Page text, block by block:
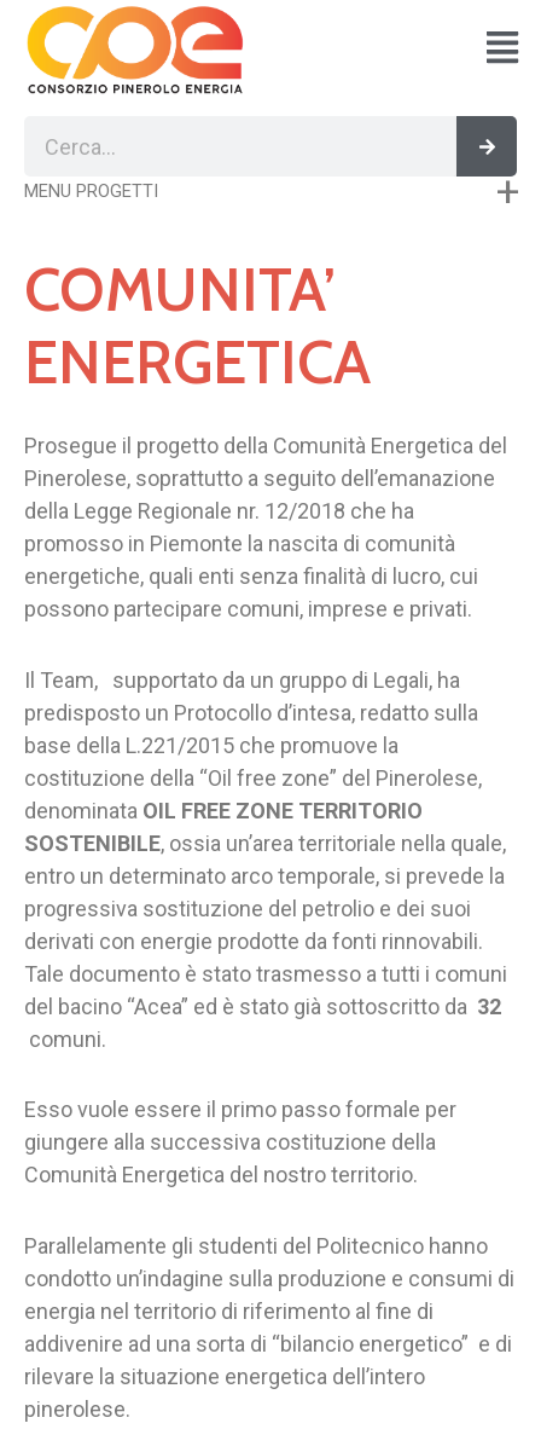
contenuto
MENU PROGETTI
COMUNITA’
ENERGETICA
Prosegue il progetto della Comunità Energetica del
Pinerolese, soprattutto a seguito dell’emanazione
della Legge Regionale nr. 12/2018 che ha
promosso in Piemonte la nascita di comunità
energetiche, quali enti senza finalità di lucro, cui
possono partecipare comuni, imprese e privati.
Il Team, supportato da un gruppo di Legali, ha
predisposto un Protocollo d’intesa, redatto sulla
base della L.221/2015 che promuove la
costituzione della “Oil free zone” del Pinerolese,
denominata OIL FREE ZONE TERRITORIO
SOSTENIBILE, ossia un’area territoriale nella quale,
entro un determinato arco temporale, si prevede la
progressiva sostituzione del petrolio e dei suoi
derivati con energie prodotte da fonti rinnovabili.
Tale documento è stato trasmesso a tutti i comuni
del bacino “Acea” ed è stato già sottoscritto da 32
comuni.
Esso vuole essere il primo passo formale per
giungere alla successiva costituzione della
Comunità Energetica del nostro territorio.
Parallelamente gli studenti del Politecnico hanno
condotto un’indagine sulla produzione e consumi di
energia nel territorio di riferimento al fine di
addivenire ad una sorta di “bilancio energetico” e di
rilevare la situazione energetica dell’intero
pinerolese.